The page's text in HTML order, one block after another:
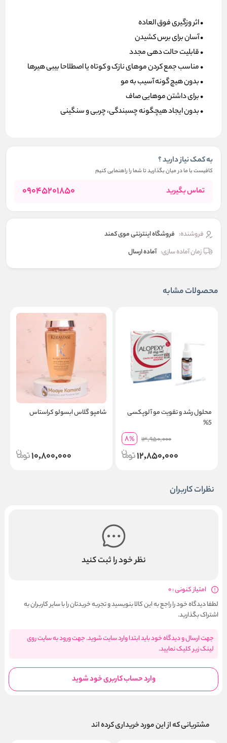
• اثر وزگیری فوق العاده
• آسان برای برس کشیدن
• قابلیت حالت دهی مجدد
• مناسب جمع کردن موهای نازک و کوتاه یا اصطلاحا بیبی هیرها
• بدون هیچ گونه آسیب به مو
• برای داشتن موهایی صاف
• بدون ایجاد هیچگونه چسبندگی، چربی و سنگینی
به کمک نیاز دارید ؟
کافیست با ما در میان بگذارید تا شما را راهنمایی کنیم
تماس بگیرید 09045201850
فروشنده: فروشگاه اینترنتی موی کمند
زمان آماده سازی: آماده ارسال
محصولات مشابه
محلول رشد و تقویت مو آلوپکسی
5%
13,950,000
8%
12,850,000
شامپو گلاس ابسولو کراستاس
10,800,000
نظرات کاربران
نظر خود را ثبت کنید
امتیاز کنونی : 0
لطفا دیدگاه خود را راجع به این کالا بنویسید و تجربه خریدتان را با سایر کاربران به
اشتراک بگذارید.
جهت ارسال و دیدگاه خود باید ابتدا وارد سایت شوید. جهت ورود به سایت روی
لینک زیر کلیک نمایید.
وارد حساب کاربری خود شوید
مشتریانی که از این مورد خریداری کرده اند